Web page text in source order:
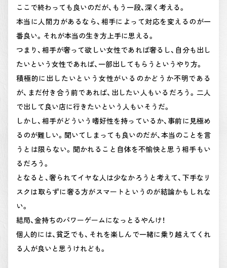
ここで終わっても良いのだが、もう一段、深く考える。
本当に人間力があるなら、相手によって対応を変えるのが一
番良い。それが本当の生き方上手に思える。
つまり、相手が奢って欲しい女性であれば奢るし、自分も出し
たいという女性であれば、一部出してもらうというやり方。
積極的に出したいという女性がいるのかどうか不明である
が、まだ付き合う前であれば、出したい人もいるだろう。二人
で出して良い店に行きたいという人もいそうだ。
しかし、相手がどういう嗜好性を持っているか、事前に見極め
るのが難しい。聞いてしまっても良いのだが、本当のことを言
うとは限らない。聞かれること自体を不愉快と思う相手もい
るだろう。
となると、奢られてイヤな人は少なかろうと考えて、下手なリ
スクは取らずに奢る方がスマートというのが結論かもしれな
い。
結局、金持ちのパワーゲームになっとるやんけ！
個人的には、貧乏でも、それを楽しんで一緒に乗り越えてくれ
る人が良いと思うけれども。